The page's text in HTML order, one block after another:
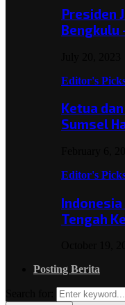
Presiden
Bengkulu
Editor's
Ketua
Sumsel
Editor's
Tengah
Posting Berita